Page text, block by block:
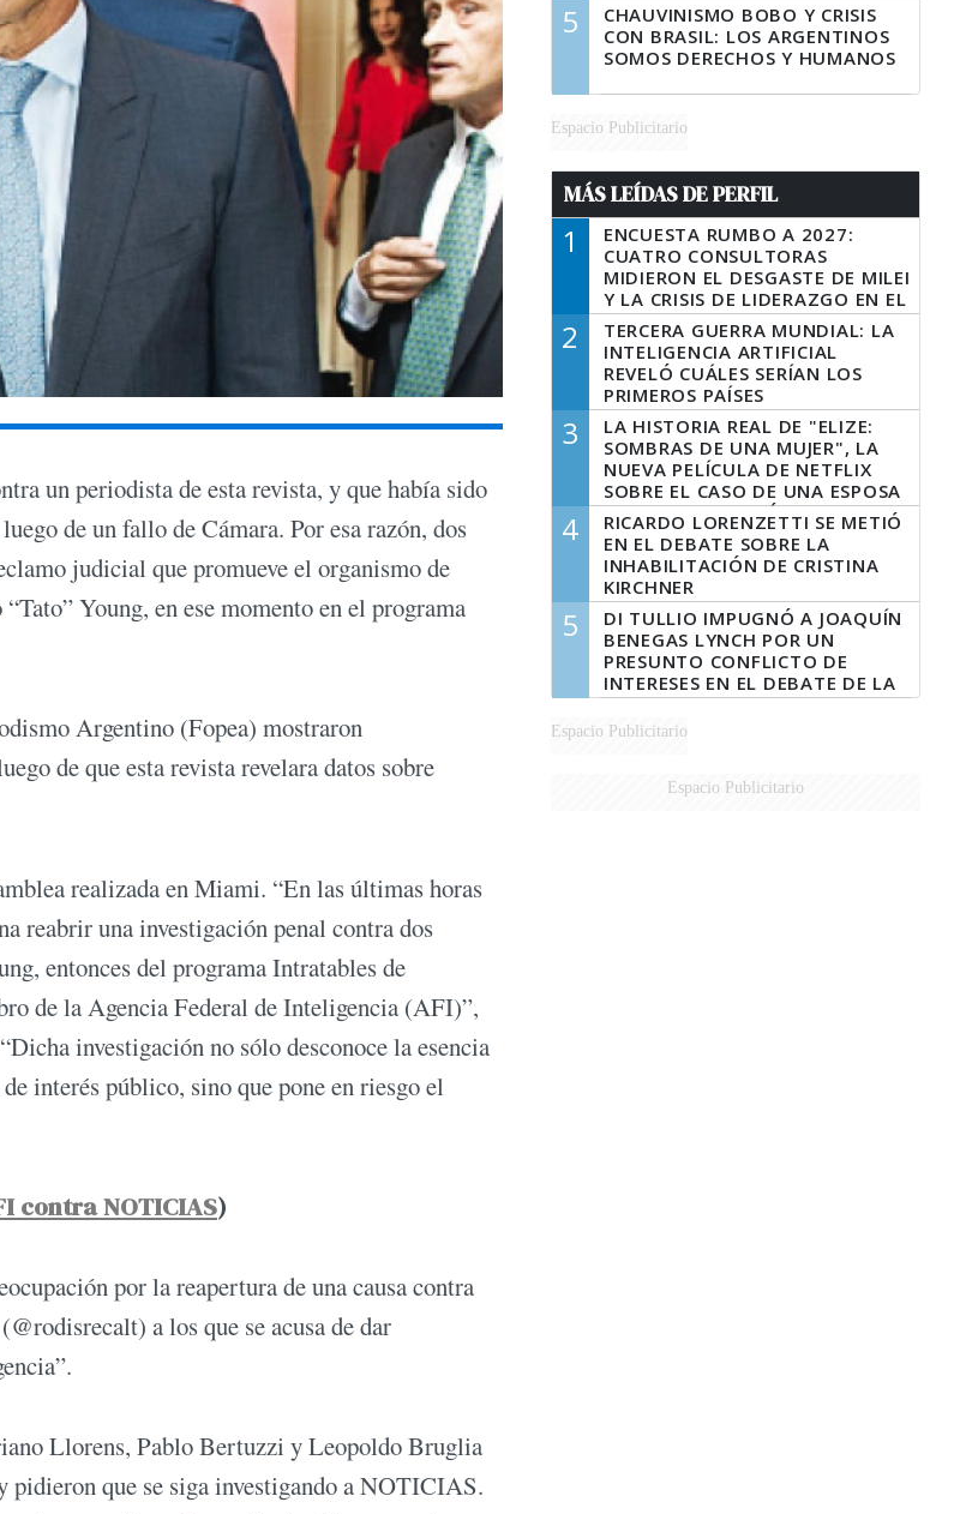
un periodista de esta revista, y que había sido
de un fallo de Cámara. Por esa razón, dos
judicial que promueve el organismo de
Young, en ese momento en el programa
Argentino (Fopea) mostraron
de que esta revista revelara datos sobre
realizada en Miami. “En las últimas horas
reabrir una investigación penal contra dos
entonces del programa Intratables de
de la Agencia Federal de Inteligencia (AFI)”,
investigación no sólo desconoce la esencia
interés público, sino que pone en riesgo el
contra NOTICIAS)
por la reapertura de una causa contra
a los que se acusa de dar
Llorens, Pablo Bertuzzi y Leopoldo Bruglia
pidieron que se siga investigando a NOTICIAS.
5
CHAUVINISMO BOBO Y CRISIS
CON BRASIL: LOS ARGENTINOS
SOMOS DERECHOS Y HUMANOS
Espacio Publicitario
MÁS LEÍDAS DE PERFIL
1
ENCUESTA RUMBO A 2027:
CUATRO CONSULTORAS
MIDIERON EL DESGASTE DE MILEI
Y LA CRISIS DE LIDERAZGO EN EL
PERONISMO
2
TERCERA GUERRA MUNDIAL: LA
INTELIGENCIA ARTIFICIAL
REVELÓ CUÁLES SERÍAN LOS
PRIMEROS PAÍSES
LATINOAMERICANOS EN SER
DERROTADOS
3
LA HISTORIA REAL DE "ELIZE:
SOMBRAS DE UNA MUJER", LA
NUEVA PELÍCULA DE NETFLIX
SOBRE EL CASO DE UNA ESPOSA
QUE DESCUARTIZÓ A SU
MARIDO
4
RICARDO LORENZETTI SE METIÓ
EN EL DEBATE SOBRE LA
INHABILITACIÓN DE CRISTINA
KIRCHNER
5
DI TULLIO IMPUGNÓ A JOAQUÍN
BENEGAS LYNCH POR UN
PRESUNTO CONFLICTO DE
INTERESES EN EL DEBATE DE LA
LEY DE TIERRAS
Espacio Publicitario
Espacio Publicitario